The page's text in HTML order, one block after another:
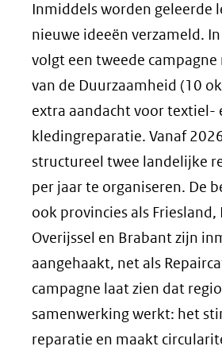
Inmiddels worden geleerde
nieuwe ideeën verzameld.
volgt een tweede campagne
van de Duurzaamheid (10
extra aandacht voor textiel-
kledingreparatie. Vanaf
structureel twee landelijke
per jaar te organiseren. De
ook provincies als Friesland,
Overijssel en Brabant zijn
aangehaakt, net als
campagne laat zien dat
samenwerking werkt: het
reparatie en maakt